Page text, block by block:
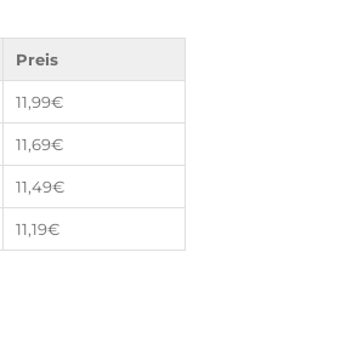
Preis
11,99€
11,69€
11,49€
11,19€